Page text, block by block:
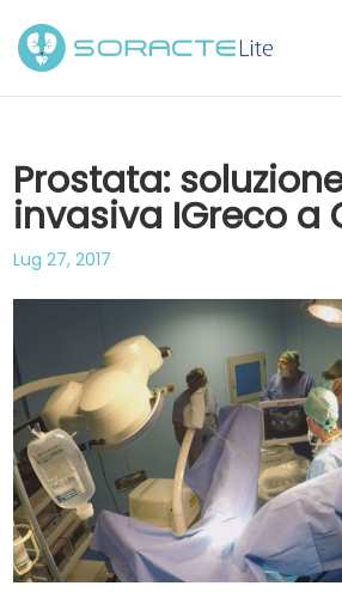
Prostata:
invasiva IGreco a
Lug 27, 2017